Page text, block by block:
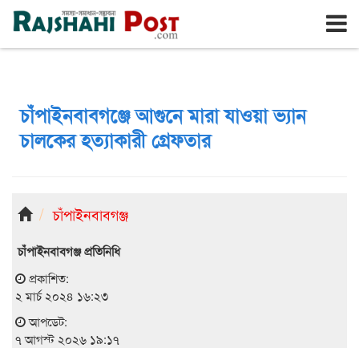
রাজশাহী শুক্রবার, ৭ই আগস্ট ২০২৬, ২৪শে শ্রাবণ ১৪৩৩
চাঁপাইনবাবগঞ্জে আগুনে মারা যাওয়া ভ্যান
চালকের হত্যাকারী গ্রেফতার
চাঁপাইনবাবগঞ্জ
চাঁপাইনবাবগঞ্জ প্রতিনিধি
প্রকাশিত:
২ মার্চ ২০২৪ ১৬:২৩
আপডেট:
৭ আগস্ট ২০২৬ ১৯:১৭